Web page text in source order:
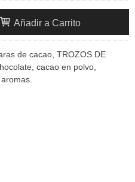
Añadir a Carrito
de cacao, TROZOS DE
cacao en polvo,